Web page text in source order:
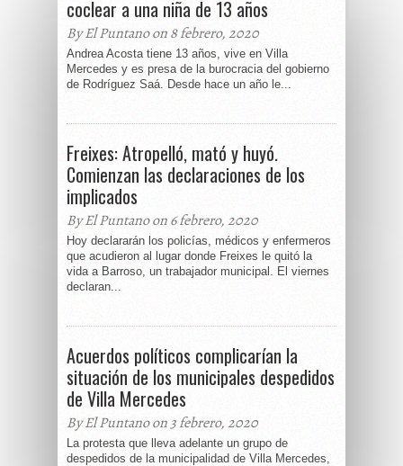
coclear a una niña de 13 años
By El Puntano on 8 febrero, 2020
Andrea Acosta tiene 13 años, vive en Villa
Mercedes y es presa de la burocracia del gobierno
de Rodríguez Saá. Desde hace un año le...
Freixes: Atropelló, mató y huyó.
Comienzan las declaraciones de los
implicados
By El Puntano on 6 febrero, 2020
Hoy declararán los policías, médicos y enfermeros
que acudieron al lugar donde Freixes le quitó la
vida a Barroso, un trabajador municipal. El viernes
declaran...
Acuerdos políticos complicarían la
situación de los municipales despedidos
de Villa Mercedes
By El Puntano on 3 febrero, 2020
La protesta que lleva adelante un grupo de
despedidos de la municipalidad de Villa Mercedes,